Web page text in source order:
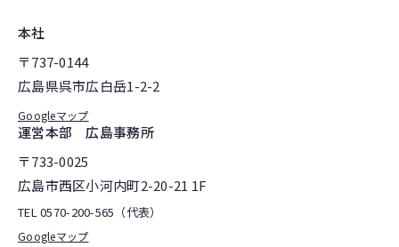
本社
〒737-0144
広島県呉市広白岳1-2-2
Googleマップ
運営本部 広島事務所
〒733-0025
広島市西区小河内町2-20-21 1F
TEL0570-200-565（代表）
Googleマップ